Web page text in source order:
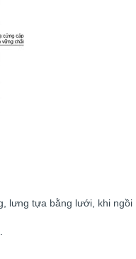
lưng tựa bằng lưới, khi ngồi